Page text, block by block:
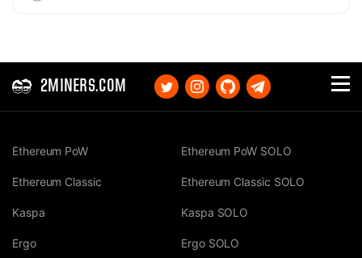
2MINERS.COM
Ethereum PoW
Ethereum Classic
Kaspa
Ergo
Ethereum PoW SOLO
Ethereum Classic SOLO
Kaspa SOLO
Ergo SOLO